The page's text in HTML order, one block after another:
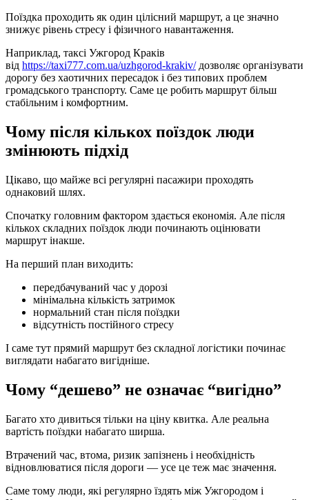
Поїздка проходить як один цілісний маршрут, а це значно
знижує рівень стресу і фізичного навантаження.
Наприклад, таксі Ужгород Краків
від https://taxi777.com.ua/uzhgorod-krakiv/дозволяє організувати
дорогу без хаотичних пересадок і без типових проблем
громадського транспорту. Саме це робить маршрут більш
стабільним і комфортним.
Чому після кількох поїздок люди
змінюють підхід
Цікаво, що майже всі регулярні пасажири проходять
однаковий шлях.
Спочатку головним фактором здається економія. Але після
кількох складних поїздок люди починають оцінювати
маршрут інакше.
На перший план виходить:
передбачуваний час у дорозі
мінімальна кількість затримок
нормальний стан після поїздки
відсутність постійного стресу
І саме тут прямий маршрут без складної логістики починає
виглядати набагато вигідніше.
Чому “дешево” не означає “вигідно”
Багато хто дивиться тільки на ціну квитка. Але реальна
вартість поїздки набагато ширша.
Втрачений час, втома, ризик запізнень і необхідність
відновлюватися після дороги — усе це теж має значення.
Саме тому люди, які регулярно їздять між Ужгородом і